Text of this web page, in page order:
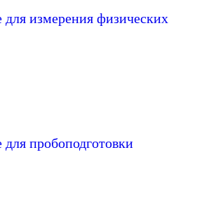
для измерения физических
пробоподготовки